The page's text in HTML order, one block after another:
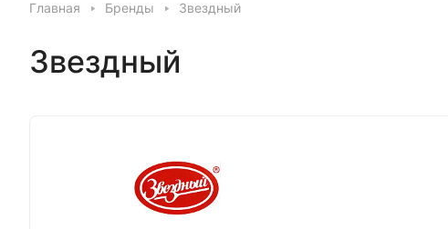
Главная Бренды Звездный
Звездный